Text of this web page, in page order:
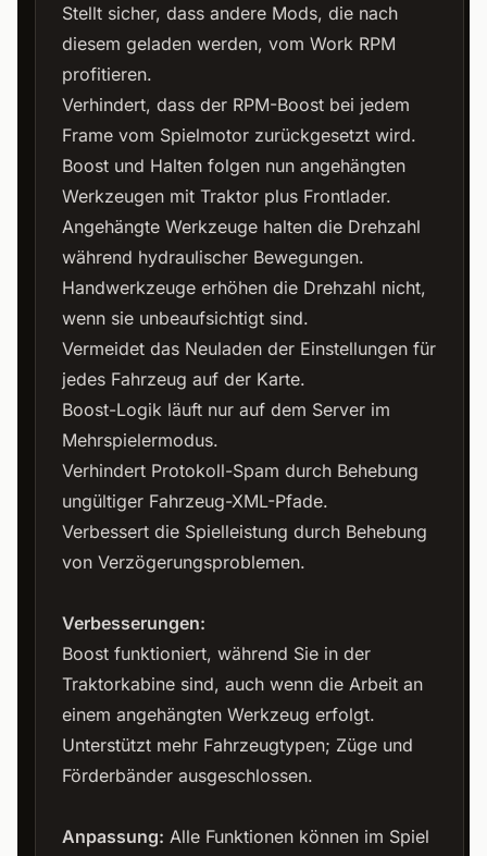
Stellt sicher, dass andere Mods, die nach
diesem geladen werden, vom Work RPM
profitieren.
Verhindert, dass der RPM-Boost bei jedem
Frame vom Spielmotor zurückgesetzt wird.
Boost und Halten folgen nun angehängten
Werkzeugen mit Traktor plus Frontlader.
Angehängte Werkzeuge halten die Drehzahl
während hydraulischer Bewegungen.
Handwerkzeuge erhöhen die Drehzahl nicht,
wenn sie unbeaufsichtigt sind.
Vermeidet das Neuladen der Einstellungen für
jedes Fahrzeug auf der Karte.
Boost-Logik läuft nur auf dem Server im
Mehrspielermodus.
Verhindert Protokoll-Spam durch Behebung
ungültiger Fahrzeug-XML-Pfade.
Verbessert die Spielleistung durch Behebung
von Verzögerungsproblemen.
Verbesserungen:
Boost funktioniert, während Sie in der
Traktorkabine sind, auch wenn die Arbeit an
einem angehängten Werkzeug erfolgt.
Unterstützt mehr Fahrzeugtypen; Züge und
Förderbänder ausgeschlossen.
Anpassung: Alle Funktionen können im Spiel